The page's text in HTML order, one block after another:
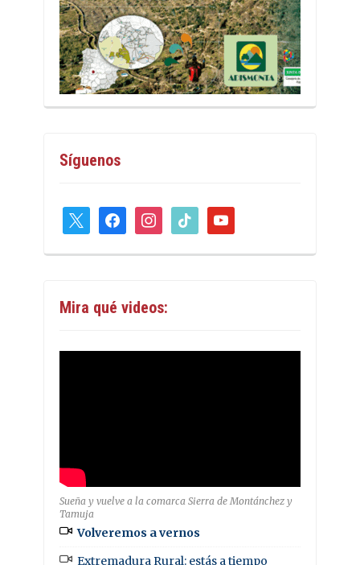
Síguenos
facebookinstagram
tiktok youtube
Mira qué videos:
Sueña y vuelve a la comarca Sierra de Montánchez y
Tamuja
Volveremos a vernos
Extremadura Rural: estás a tiempo